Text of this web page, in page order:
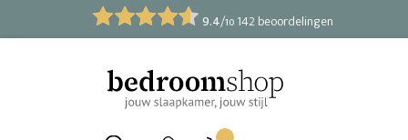
9.4/10 142 beoordelingen